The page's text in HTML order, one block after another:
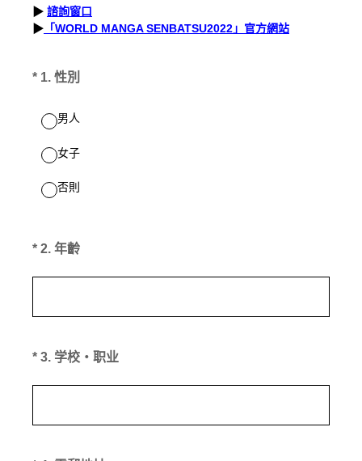
▶ 諮詢窗口
▶ 「WORLD MANGA SENBATSU2022」官方網站
* 1. 性別
(必答。)
男人
女子
否則
* 2. 年齡
(必答。)
* 3. 学校・职业
(必答。)